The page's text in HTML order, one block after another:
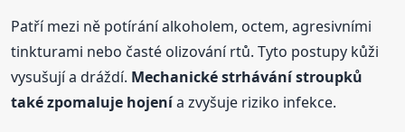
Patří mezi ně potírání alkoholem, octem, agresivními
tinkturami nebo časté olizování rtů. Tyto postupy kůži
vysušují a dráždí. Mechanické strhávání stroupků
také zpomaluje hojenía zvyšuje riziko infekce.